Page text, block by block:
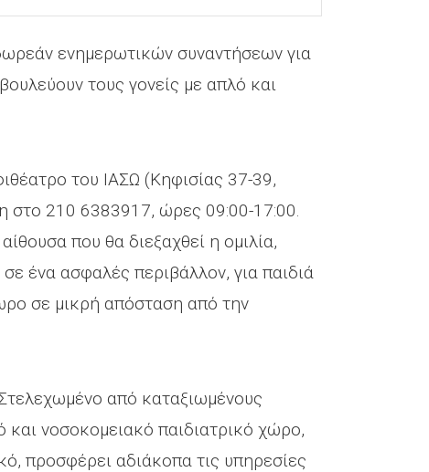
ενημερωτικών συναντήσεων για
τους γονείς με απλό και
του ΙΑΣΩ (Κηφισίας 37-39,
στο 210 6383917, ώρες 09:00-17:00.
που θα διεξαχθεί η ομιλία,
ένα ασφαλές περιβάλλον, για παιδιά
σε μικρή απόσταση από την
από καταξιωμένους
και νοσοκομειακό παιδιατρικό χώρο,
προσφέρει αδιάκοπα τις υπηρεσίες